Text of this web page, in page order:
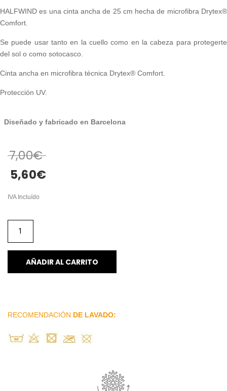
HALFWIND es una cinta ancha de 25 cm hecha de microfibra Drytex®
Comfort.
Se puede usar tanto en la cuello como en la cabeza para protegerte
del sol o como sotocasco.
Cinta ancha en microfibra técnica Drytex® Comfort.
Protección UV.
Diseñado y fabricado en Barcelona
7,00€
5,60€
IVA Incluído
AÑADIR AL CARRITO
RECOMENDACIÓN DE LAVADO: